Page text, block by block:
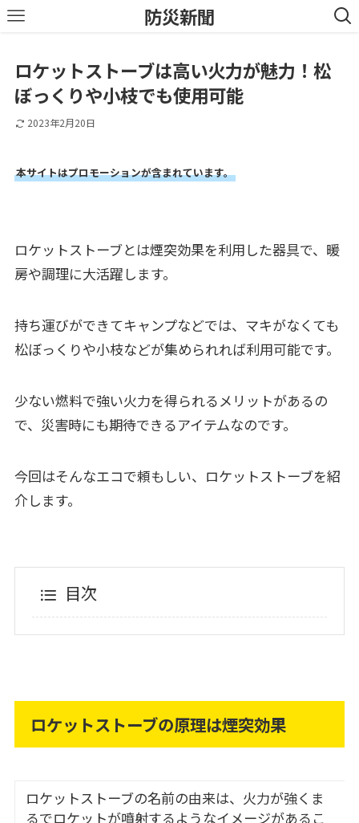
防災新聞
ロケットストーブは高い火力が魅力！松
ぼっくりや小枝でも使用可能
2023年2月20日
本サイトはプロモーションが含まれています。
ロケットストーブとは煙突効果を利用した器具で、暖
房や調理に大活躍します。
持ち運びができてキャンプなどでは、マキがなくても
松ぼっくりや小枝などが集められれば利用可能です。
少ない燃料で強い火力を得られるメリットがあるの
で、災害時にも期待できるアイテムなのです。
今回はそんなエコで頼もしい、ロケットストーブを紹
介します。
目次
ロケットストーブの原理は煙突効果
ロケットストーブの名前の由来は、火力が強くま
るでロケットが噴射するようなイメージがあるこ